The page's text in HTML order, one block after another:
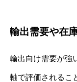
輸出需要や在
輸出向け需要が強
軸で評価されるこ